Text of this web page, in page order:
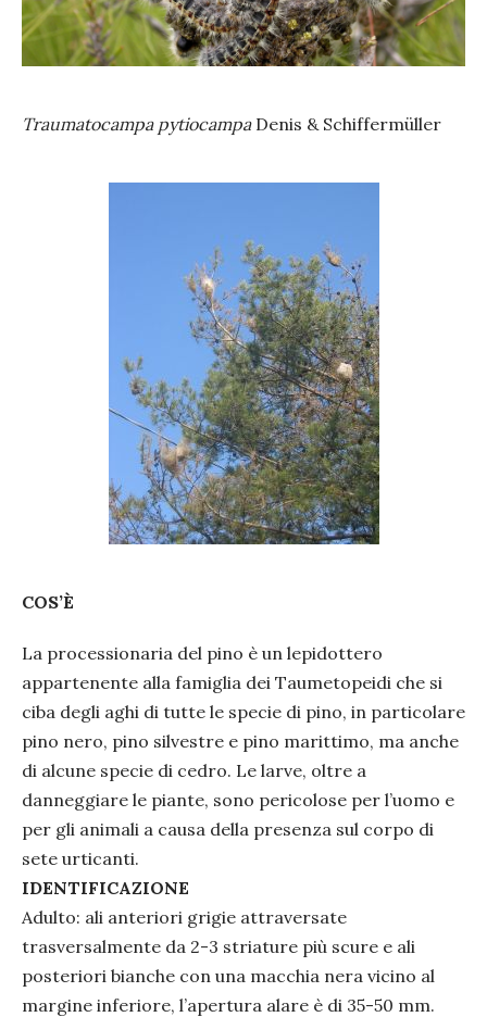
Traumatocampa pytiocampaDenis & Schiffermüller
COS’È
La processionaria del pino è un lepidottero
appartenente alla famiglia dei Taumetopeidi che si
ciba degli aghi di tutte le specie di pino, in particolare
pino nero, pino silvestre e pino marittimo, ma anche
di alcune specie di cedro. Le larve, oltre a
danneggiare le piante, sono pericolose per l’uomo e
per gli animali a causa della presenza sul corpo di
sete urticanti.
IDENTIFICAZIONE
Adulto: ali anteriori grigie attraversate
trasversalmente da 2-3 striature più scure e ali
posteriori bianche con una macchia nera vicino al
margine inferiore, l’apertura alare è di 35-50 mm.